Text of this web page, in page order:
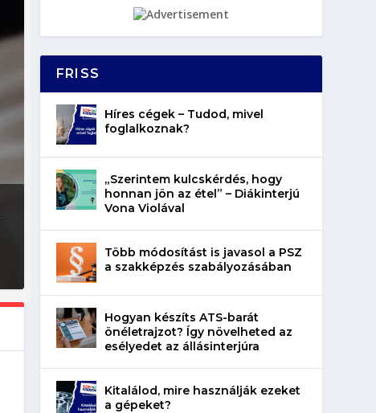
FRISS
Híres cégek – Tudod, mivel
foglalkoznak?
„Szerintem kulcskérdés, hogy
honnan jön az étel” – Diákinterjú
Vona Violával
Több módosítást is javasol a PSZ
a szakképzés szabályozásában
Hogyan készíts ATS-barát
önéletrajzot? Így növelheted az
esélyedet az állásinterjúra
Kitalálod, mire használják ezeket
a gépeket?